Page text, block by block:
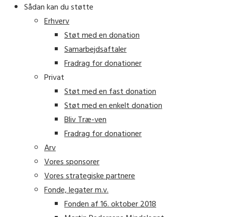
Sådan kan du støtte
Erhverv
Støt med en donation
Samarbejdsaftaler
Fradrag for donationer
Privat
Støt med en fast donation
Støt med en enkelt donation
Bliv Træ-ven
Fradrag for donationer
Arv
Vores sponsorer
Vores strategiske partnere
Fonde, legater m.v.
Fonden af 16. oktober 2018